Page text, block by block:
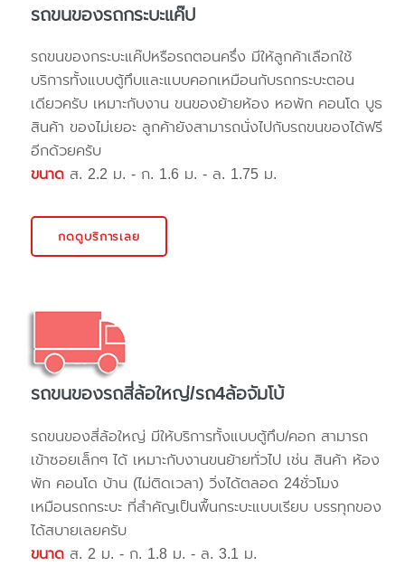
รถขนของรถกระบะแค๊ป
รถขนของกระบะแค๊ปหรือรถตอนครึ่ง มีให้ลูกค้าเลือกใช้
บริการทั้งแบบตู้ทึบและแบบคอกเหมือนกับรถกระบะตอน
เดียวครับ เหมาะกับงาน ขนของย้ายห้อง หอพัก คอนโด บูธ
สินค้า ของไม่เยอะ ลูกค้ายังสามารถนั่งไปกับรถขนของได้ฟรี
อีกด้วยครับ
ขนาด ส. 2.2 ม. - ก. 1.6 ม. - ล. 1.75 ม.
กดดูบริการเลย
รถขนของรถสี่ล้อใหญ่/รถ4ล้อจัมโบ้
รถขนของสี่ล้อใหญ่ มีให้บริการทั้งแบบตู้ทึบ/คอก สามารถ
เข้าซอยเล็กๆ ได้ เหมาะกับงานขนย้ายทั่วไป เช่น สินค้า ห้อง
พัก คอนโด บ้าน (ไม่ติดเวลา) วิ่งได้ตลอด 24ชั่วโมง
เหมือนรถกระบะ ที่สำคัญเป็นพื้นกระบะแบบเรียบ บรรทุกของ
ได้สบายเลยครับ
ขนาด ส. 2 ม. - ก. 1.8 ม. - ล. 3.1 ม.